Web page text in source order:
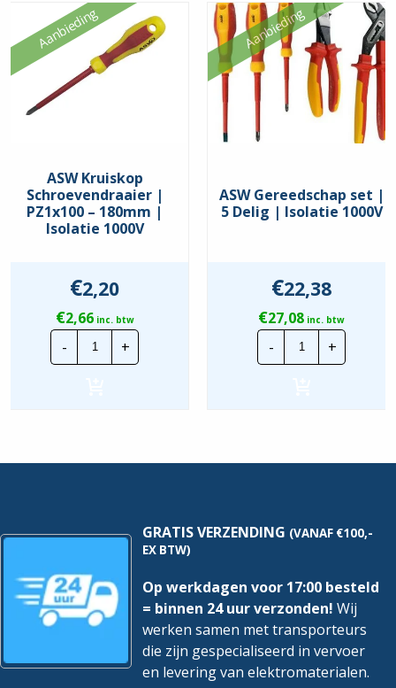
Aanbieding
ASW Kruiskop
Schroevendraaier |
PZ1x100 – 180mm |
Isolatie 1000V
€2,20
€2,66inc. btw
-
ASW
Kruiskop
Schroevendraaier
1000V
+
Aanbieding
ASW Gereedschap set |
5 Delig | Isolatie 1000V
€22,38
€27,08 inc. btw
-
ASW
Gereedschap
set
hoeveelheid
+
GRATIS VERZENDING (VANAF €100,-
EX BTW)
Op werkdagen voor 17:00 besteld
= binnen 24 uur verzonden! Wij
werken samen met transporteurs
die zijn gespecialiseerd in vervoer
en levering van elektromaterialen.